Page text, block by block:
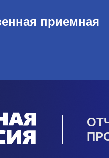
приемная